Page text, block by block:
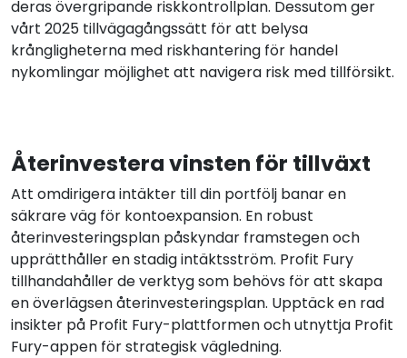
deras övergripande riskkontrollplan. Dessutom ger
vårt 2025 tillvägagångssätt för att belysa
krångligheterna med riskhantering för handel
nykomlingar möjlighet att navigera risk med tillförsikt.
Återinvestera vinsten för tillväxt
Att omdirigera intäkter till din portfölj banar en
säkrare väg för kontoexpansion. En robust
återinvesteringsplan påskyndar framstegen och
upprätthåller en stadig intäktsström. Profit Fury
tillhandahåller de verktyg som behövs för att skapa
en överlägsen återinvesteringsplan. Upptäck en rad
insikter på Profit Fury-plattformen och utnyttja Profit
Fury-appen för strategisk vägledning.